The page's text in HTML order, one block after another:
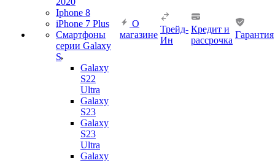
Iphone 8
iPhone 7 Plus
Смартфоны
серии Galaxy
S
Galaxy
S22
Ultra
Galaxy
S23
Galaxy
S23
Ultra
Galaxy
О
магазине
Трейд-
Ин
Кредит и
рассрочка
Гарантия